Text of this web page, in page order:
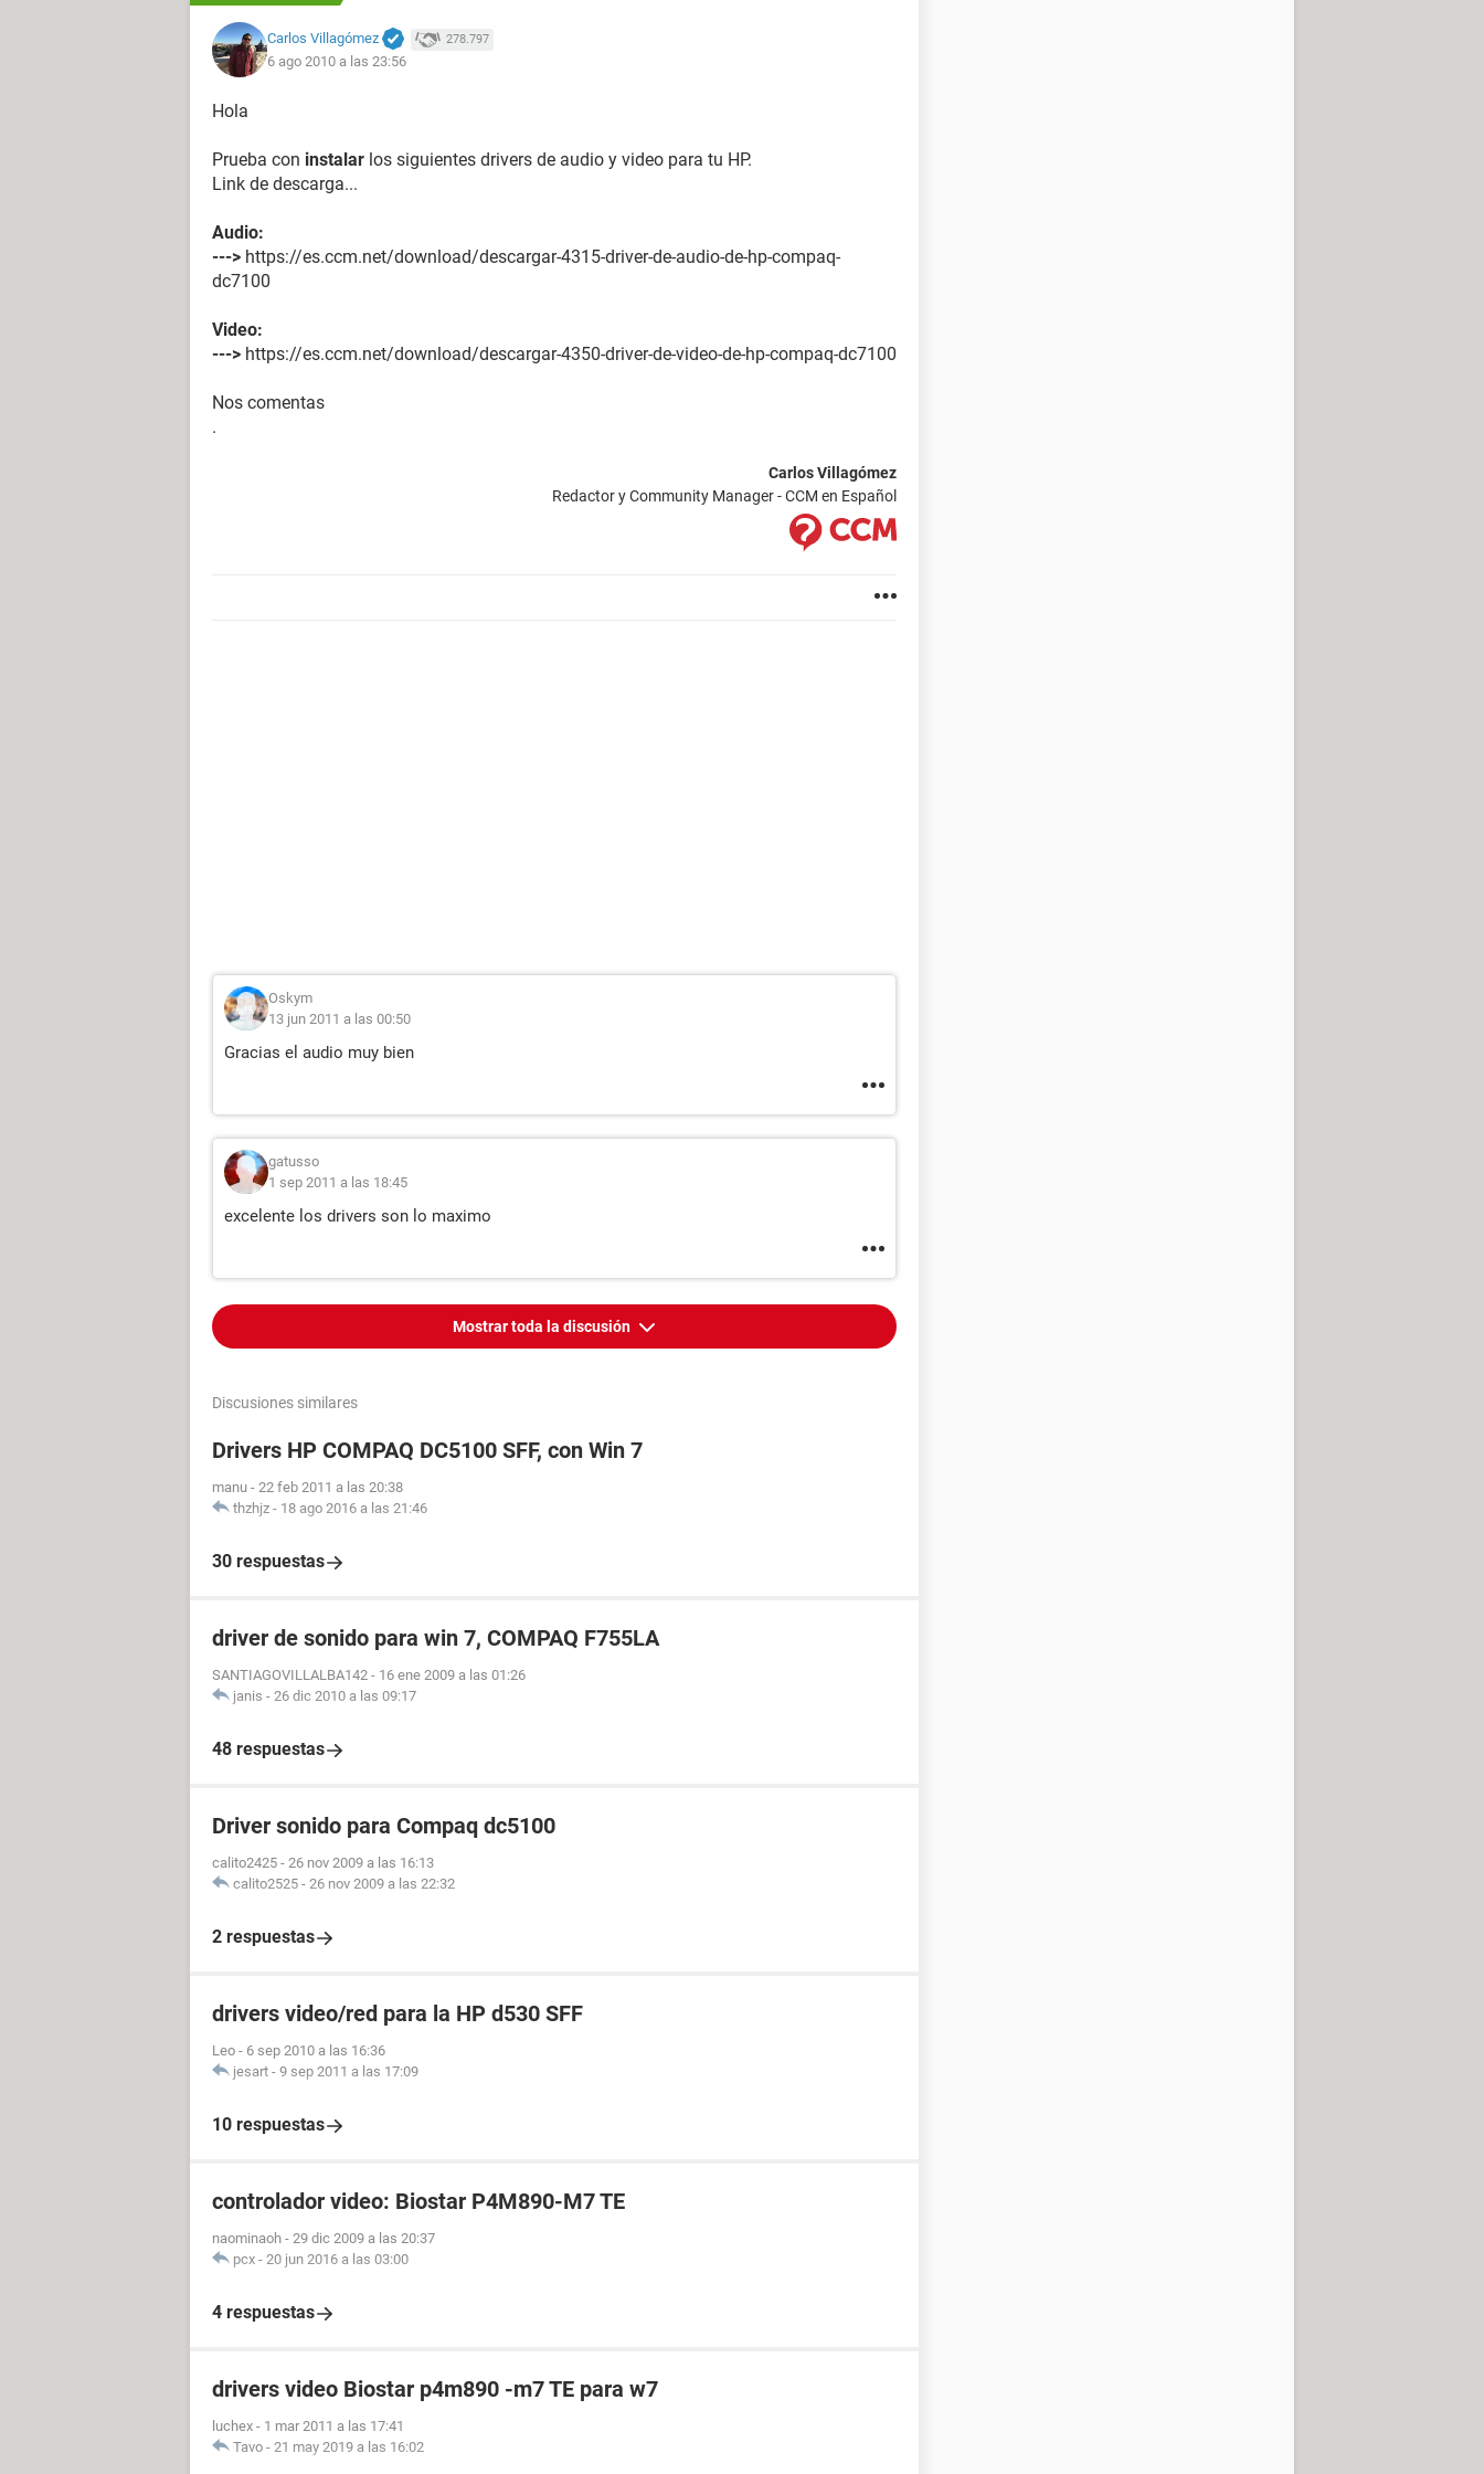
RW)
Estado de los discos duros SMART OK
Carlos Villagómez 278.797
6 ago 2010 a las 23:56
Hola
Prueba con instalar los siguientes drivers de audio y video para tu HP.
Link de descarga...
Audio:
---> https://es.ccm.net/download/descargar-4315-driver-de-audio-de-hp-compaq-
dc7100
Video:
---> https://es.ccm.net/download/descargar-4350-driver-de-video-de-hp-compaq-dc7100
Nos comentas
.
Carlos Villagómez
Redactor y Community Manager - CCM en Español
Oskym
13 jun 2011 a las 00:50
Gracias el audio muy bien
gatusso
1 sep 2011 a las 18:45
excelente los drivers son lo maximo
Mostrar toda la discusión
Discusiones similares
Drivers HP COMPAQ DC5100 SFF, con Win 7
manu - 22 feb 2011 a las 20:38
thzhjz - 18 ago 2016 a las 21:46
30 respuestas
driver de sonido para win 7, COMPAQ F755LA
SANTIAGOVILLALBA142 - 16 ene 2009 a las 01:26
janis - 26 dic 2010 a las 09:17
48 respuestas
Driver sonido para Compaq dc5100
calito2425 - 26 nov 2009 a las 16:13
calito2525 - 26 nov 2009 a las 22:32
2 respuestas
drivers video/red para la HP d530 SFF
Leo - 6 sep 2010 a las 16:36
jesart - 9 sep 2011 a las 17:09
10 respuestas
controlador video: Biostar P4M890-M7 TE
naominaoh - 29 dic 2009 a las 20:37
pcx - 20 jun 2016 a las 03:00
4 respuestas
drivers video Biostar p4m890 -m7 TE para w7
luchex - 1 mar 2011 a las 17:41
Tavo - 21 may 2019 a las 16:02